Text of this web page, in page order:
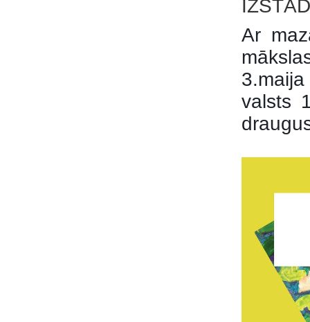
Ar
valsts